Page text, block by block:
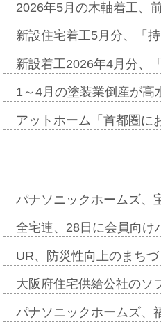
2026年5月の木軸着工、
新設住宅着工5月分、「
新設着工2026年4月分、
1～4月の塗装業倒産が
アットホーム「首都圏
パナソニックホームズ、
全宅連、28日に会員向
UR、防災性向上のまち
大阪府住宅供給公社の
パナソニックホームズ、